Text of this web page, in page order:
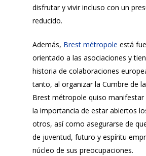
disfrutar y vivir incluso con un
reducido.
Además, Brest métropole está
orientado a las asociaciones y
historia de colaboraciones
tanto, al organizar la Cumbre de
Brest métropole quiso manifestar
la importancia de estar abiertos
otros, así como asegurarse de
de juventud, futuro y espíritu
núcleo de sus preocupaciones.